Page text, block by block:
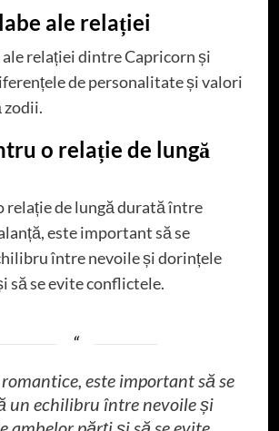
ale relației
ale relației dintre Capricorn și
de personalitate și valori
zodii.
o relație de lungă
relație de lungă durată între
este important să se
între nevoile și dorințele
să se evite conflictele.
este important să se
un echilibru între nevoile și